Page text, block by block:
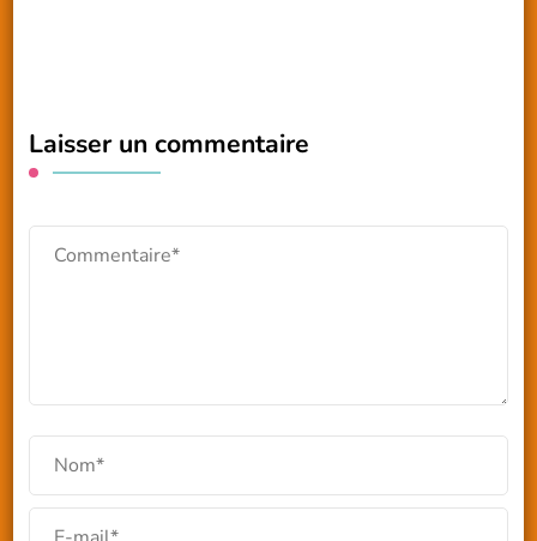
Laisser un commentaire